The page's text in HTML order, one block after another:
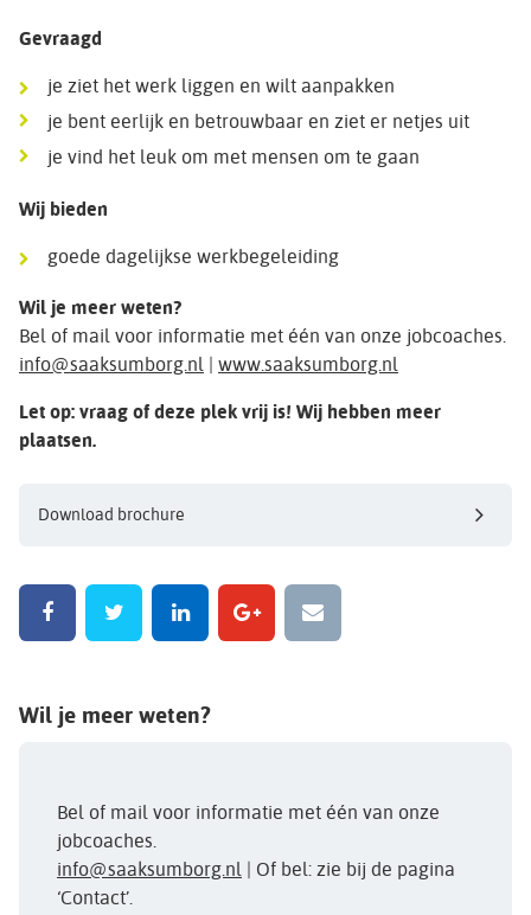
Gevraagd
je ziet het werk liggen en wilt aanpakken
je bent eerlijk en betrouwbaar en ziet er netjes uit
je vind het leuk om met mensen om te gaan
Wij bieden
goede dagelijkse werkbegeleiding
Wil je meer weten?
Bel of mail voor informatie met één van onze jobcoaches.
info@saaksumborg.nl | www.saaksumborg.nl
Let op: vraag of deze plek vrij is! Wij hebben meer
plaatsen.
Download brochure
Wil je meer weten?
Bel of mail voor informatie met één van onze
jobcoaches.
info@saaksumborg.nl | Of bel: zie bij de pagina
‘Contact’.